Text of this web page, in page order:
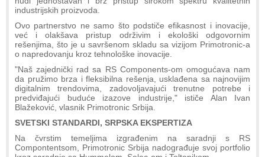
industrijskih proizvoda.
Ovo partnerstvo ne samo što podstiče efikasnost i inovacije,
već i olakšava pristup održivim i ekološki odgovornim
rešenjima, što je u savršenom skladu sa vizijom Primotronic-a
o napredovanju kroz tehnološke inovacije.
"Naš zajednički rad sa RS Components-om omogućava nam
da pružimo brza i fleksibilna rešenja, usklađena sa najnovijim
digitalnim trendovima, zadovoljavajući trenutne potrebe i
predviđajući buduće izazove industrije," ističe Alan Ivan
Blažeković, vlasnik Primotronic Srbija.
SVETSKI STANDARDI, SRPSKA EKSPERTIZA
Na čvrstim temeljima izgrađenim na saradnji s RS
Compontentsom, Primotronic Srbija nadograđuje svoj portfolio